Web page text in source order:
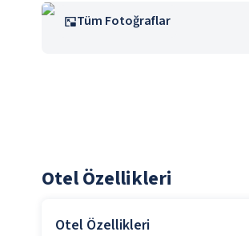
Tüm Fotoğraflar
Otel Özellikleri
Otel Özellikleri